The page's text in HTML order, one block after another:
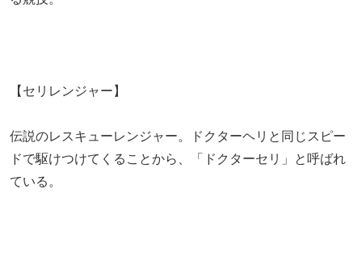
【セリレンジャー】
伝説のレスキューレンジャー。ドクターヘリと同じスピー
ドで駆けつけてくることから、「ドクターセリ」と呼ばれ
ている。